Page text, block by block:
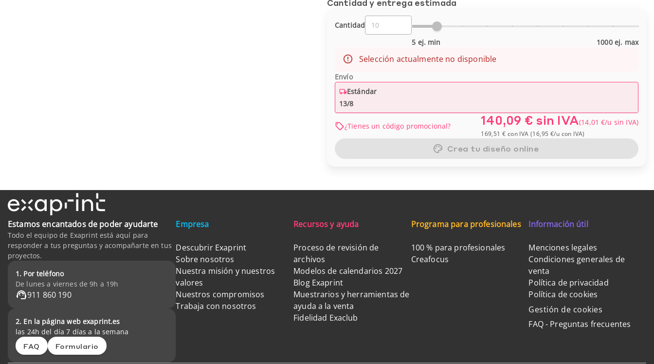
Cantidad y entrega estimada
Cantidad
5 ej. min
1000 ej. max
Selección actualmente no disponible
Envío
Estándar
13/8
¿Tienes un código promocional? 140,09 € sin IVA(14,01 €/u sin IVA)
169,51 € con IVA (16,95 €/u con IVA)
Crea tu diseño online
Estamos encantados de poder ayudarte
Todo el equipo de Exaprint está aquí para
responder a tus preguntas y acompañarte en tus
proyectos.
1. Por teléfono
De lunes a viernes de 9h a 19h
911 860 190
2. En la página web exaprint.es
las 24h del día 7 días a la semana
FAQ Formulario
Empresa
Descubrir Exaprint
Sobre nosotros
Nuestra misión y nuestros
valores
Nuestros compromisos
Trabaja con nosotros
Recursos y ayuda
Proceso de revisión de
archivos
Modelos de calendarios 2027
Blog Exaprint
Muestrarios y herramientas de
ayuda a la venta
Fidelidad Exaclub
Programa para profesionales
100 % para profesionales
Creafocus
Información útil
Menciones legales
Condiciones generales de
venta
Política de privacidad
Política de cookies
Gestión de cookies
FAQ - Preguntas frecuentes